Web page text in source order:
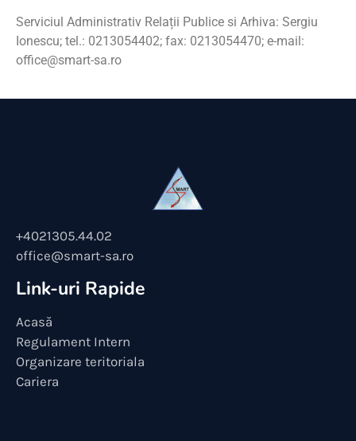
Serviciul Administrativ Relații Publice si Arhiva: Sergiu
Ionescu; tel.: 0213054402; fax: 0213054470; e-mail:
office@smart-sa.ro
+4021305.44.02
office@smart-sa.ro
Link-uri Rapide
Acasă
Regulament Intern
Organizare teritoriala
Cariera